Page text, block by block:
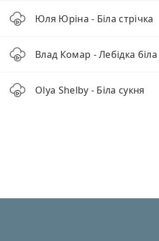
Юля Юріна - Біла стрічка
Влад Комар - Лебідка біла
Olya Shelby - Біла сукня